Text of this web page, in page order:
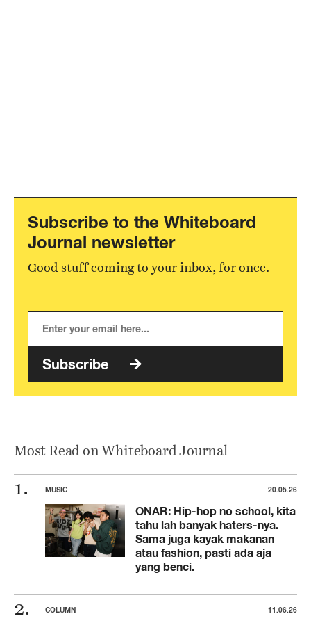
Subscribe to the Whiteboard
Journal newsletter
Good stuff coming to your inbox, for once.
Subscribe
Most Read on Whiteboard Journal
MUSIC 20.05.26
ONAR: Hip-hop no school, kita
tahu lah banyak haters-nya.
Sama juga kayak makanan
atau fashion, pasti ada aja
yang benci.
COLUMN 11.06.26